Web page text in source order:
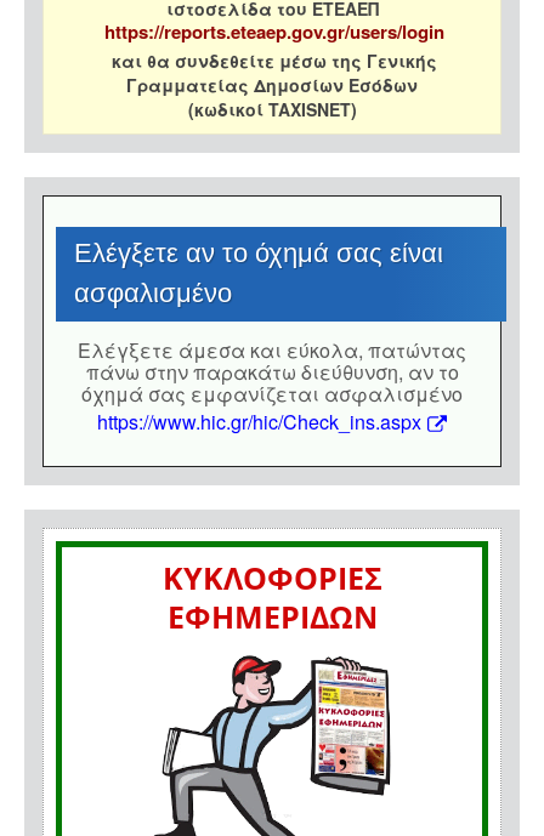
ιστοσελίδα του ΕΤΕΑΕΠ
https://reports.eteaep.gov.gr/users/login
και θα συνδεθείτε μέσω της Γενικής
Γραμματείας Δημοσίων Εσόδων
(κωδικοί TAXISNET)
Eλέγξετε αν το όχημά σας είναι
ασφαλισμένο
Eλέγξετε άμεσα και εύκολα, πατώντας
πάνω στην παρακάτω διεύθυνση, αν το
όχημά σας εμφανίζεται ασφαλισμένο
https://www.hic.gr/hic/Check_ins.aspx
ΚΥΚΛΟΦΟΡΙΕΣ
ΕΦΗΜΕΡΙΔΩΝ